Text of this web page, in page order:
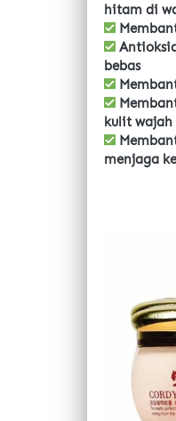
hitam di
bebas
kulit wajah
menjaga